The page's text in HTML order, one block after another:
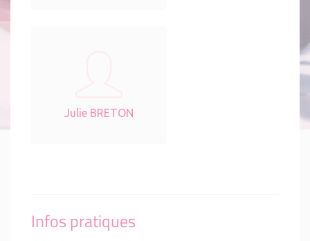
Julie BRETON
Infos pratiques